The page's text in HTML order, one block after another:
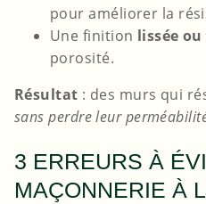
pour améliorer la
Une finition lissée
porosité.
Résultat : des murs qui
sans perdre leur
3 ERREURS À
MAÇONNERIE À